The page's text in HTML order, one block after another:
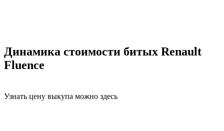
Динамика стоимости битых Renault
Fluence
Узнать цену выкупа можно здесь